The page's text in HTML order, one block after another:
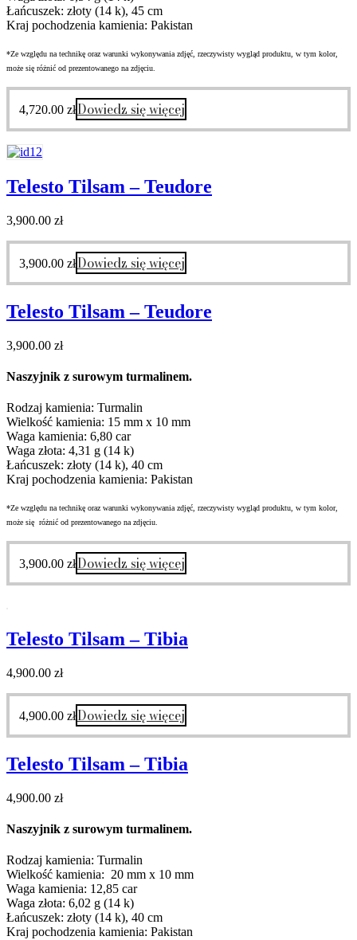
Łańcuszek: złoty (14 k), 45 cm
Kraj pochodzenia kamienia: Pakistan
*Ze względu na technikę oraz warunki wykonywania zdjęć, rzeczywisty wygląd produktu, w tym kolor,
może się różnić od prezentowanego na zdjęciu.
4,720.00 złDowiedz się więcej
Telesto Tilsam – Teudore
3,900.00 zł
3,900.00 złDowiedz się więcej
Telesto Tilsam – Teudore
3,900.00 zł
Naszyjnik z surowym turmalinem.
Rodzaj kamienia: Turmalin
Wielkość kamienia: 15 mm x 10 mm
Waga kamienia: 6,80 car
Waga złota: 4,31 g (14 k)
Łańcuszek: złoty (14 k), 40 cm
Kraj pochodzenia kamienia: Pakistan
*Ze względu na technikę oraz warunki wykonywania zdjęć, rzeczywisty wygląd produktu, w tym kolor,
może się różnić od prezentowanego na zdjęciu.
3,900.00 złDowiedz się więcej
Telesto Tilsam – Tibia
4,900.00 zł
4,900.00 złDowiedz się więcej
Telesto Tilsam – Tibia
4,900.00 zł
Naszyjnik z surowym turmalinem.
Rodzaj kamienia: Turmalin
Wielkość kamienia: 20 mm x 10 mm
Waga kamienia: 12,85 car
Waga złota: 6,02 g (14 k)
Łańcuszek: złoty (14 k), 40 cm
Kraj pochodzenia kamienia: Pakistan